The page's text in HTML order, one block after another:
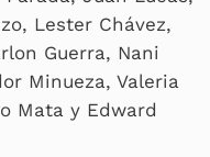
Lester Chávez,
Guerra, Nani
Minueza, Valeria
Mata y Edward